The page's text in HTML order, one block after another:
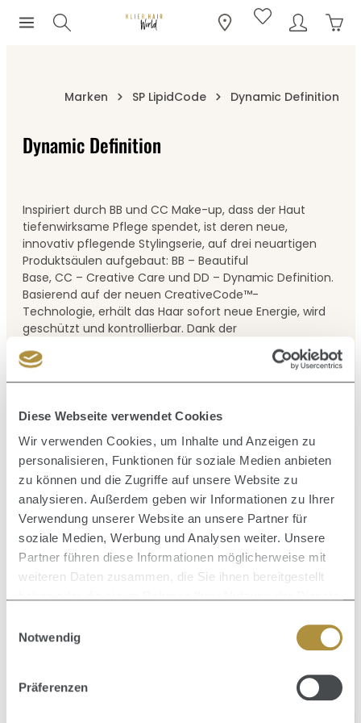
Diese Webseite verwendet Cookies
Wir verwenden Cookies, um Inhalte und Anzeigen zu
personalisieren, Funktionen für soziale Medien anbieten
zu können und die Zugriffe auf unsere Website zu
analysieren. Außerdem geben wir Informationen zu Ihrer
Verwendung unserer Website an unsere Partner für
soziale Medien, Werbung und Analysen weiter. Unsere
Partner führen diese Informationen möglicherweise mit
weiteren Daten zusammen, die Sie ihnen bereitgestellt
Notwendig
Präferenzen
Zum Hauptinhalt springen
Marken SP LipidCode Dynamic Definition
Dynamic Definition
Inspiriert durch BB und CC Make-up, dass der Haut
tiefenwirksame Pflege spendet, ist deren neue,
innovativ pflegende Stylingserie, auf drei neuartigen
Produktsäulen aufgebaut: BB – Beautiful
Base, CC – Creative Care und DD – Dynamic Definition.
Basierend auf der neuen CreativeCode™-
Technologie, erhält das Haar sofort neue Energie, wird
geschützt und kontrollierbar. Dank der
richtigen Balance an aktiven Inhaltsstoffen, hat das
Haar nicht nur Halt und Definition, sondern
fühlt sich genauso angenehm an, wie Haare ohne
Jede Linie wirkt in perfekter Synergie mit einer deren
somit zum ultimativen, letzten Schritt in der Pflege.
Personalisiertes Styling, dass den
natürlichen Schwung des Haares unterstützt und die
Energie des Haares verstärkt.
Erlebe die nächste Generation der ultrapersonalisierten
Haarpflege,
bei der Styling gleichbedeutend mit Pflege ist.
Keine Produkte gefunden.